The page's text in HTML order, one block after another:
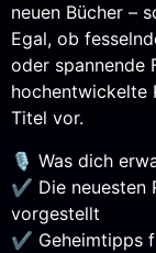
neuen Bücher –
Egal, ob
oder spannende
hochentwickelte
Titel vor.
🎙 Was dich
✔ Die neuesten
vorgestellt
✔ Geheimtipps